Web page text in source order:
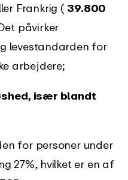
Frankrig ( 39.800
påvirker
levestandarden for
arbejdere;
især blandt
for personer under
27%, hvilket er en af